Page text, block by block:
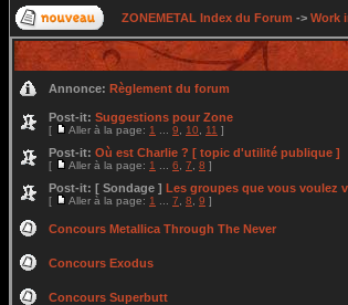
ZONEMETAL Index du Forum -> Work
Annonce: Règlement du forum
Post-it: Suggestions pour Zone
[ Aller à la page: 1 9 10 11 ]
Post-it: Où est Charlie ? [ topic d'utilité publique ]
[ Aller à la page: 1 6 7 8 ]
Post-it: [ Sondage ] Les groupes que vous voulez
[ Aller à la page: 1 7 8 9 ]
Concours Metallica Through The Never
Concours Exodus
Concours Superbutt